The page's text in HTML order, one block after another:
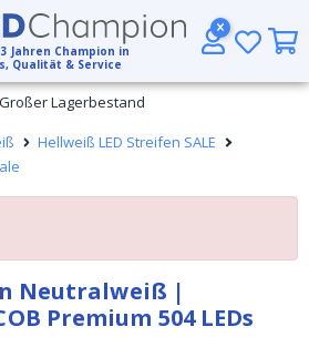
Jahren Champion in
Qualität & Service
5 Jahre Garantie
Großer Lagerbestand
Versand ab € 49,- (DHL)
Hellweiß LED Streifen SALE
Neutralweiß |
Premium 504 LEDs